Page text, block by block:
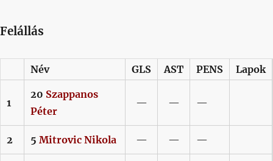
Felállás
Név GLS AST PENS Lapok
1
20 Szappanos
Péter
— — —
2 5 Mitrovic Nikola — — —